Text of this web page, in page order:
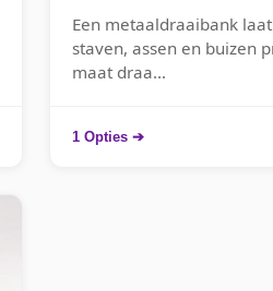
Een metaaldraaibank
staven, assen en buizen
maat draa...
1 Opties ➔